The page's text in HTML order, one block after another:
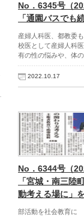
No．6345号（
「通園バスでも
産婦人科医、都教
校医として産婦人科
有の性の悩みや、体
2022.10.17
No．6344号（
「宮城・南三
動考える場に」
部活動を社会教育に